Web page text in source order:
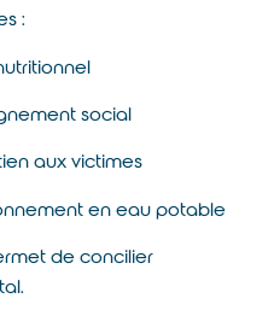
:
social
aux victimes
en eau potable
de concilier